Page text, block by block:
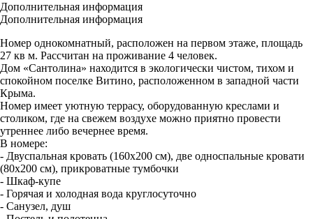
Дополнительная информация
Дополнительная информация
Номер однокомнатный, расположен на первом этаже, площадь
27 кв м. Рассчитан на проживание 4 человек.
Дом «Сантолина» находится в экологически чистом, тихом и
спокойном поселке Витино, расположенном в западной части
Крыма.
Номер имеет уютную террасу, оборудованную креслами и
столиком, где на свежем воздухе можно приятно провести
утреннее либо вечернее время.
В номере:
- Двуспальная кровать (160х200 см), две односпальные кровати
(80х200 см), прикроватные тумбочки
- Шкаф-купе
- Горячая и холодная вода круглосуточно
- Санузел, душ